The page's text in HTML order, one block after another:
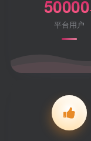
50000
平台用户